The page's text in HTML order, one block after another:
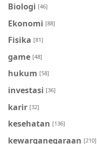
Biologi [46]
Ekonomi [88]
Fisika [81]
game [48]
hukum [58]
investasi [36]
karir [32]
kesehatan [136]
kewarganegaraan [210]